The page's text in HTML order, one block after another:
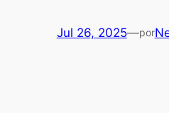
Jul 26, 2025—por